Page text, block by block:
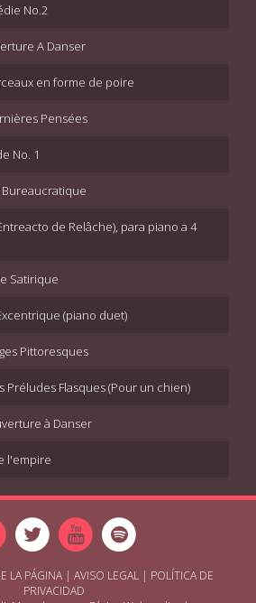
No.2
A Danser
en forme de poire
Pensées
No. 1
de Relâche), para piano a 4
Satirique
(piano duet)
Pittoresques
Préludes Flasques (Pour un chien)
à Danser
l'empire
LA PÁGINA | AVISO LEGAL | POLÍTICA DE
PRIVACIDAD